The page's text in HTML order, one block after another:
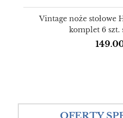
Vintage noże stołowe
komplet 6 szt.